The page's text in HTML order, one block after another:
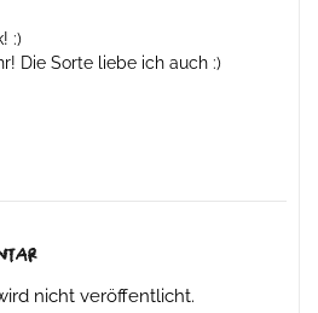
:)
Die Sorte liebe ich auch :)
nicht veröffentlicht.